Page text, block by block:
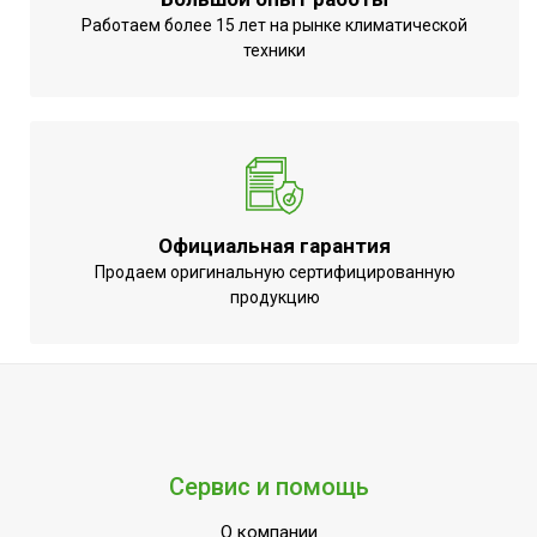
Работаем более 15 лет на рынке климатической
техники
Официальная гарантия
Продаем оригинальную сертифицированную
продукцию
Сервис и помощь
О компании